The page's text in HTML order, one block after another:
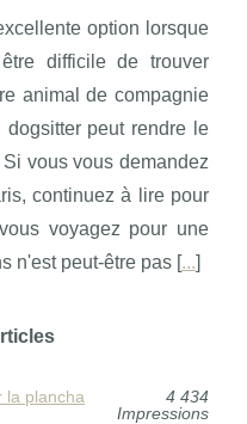
option lorsque
difficile de trouver
animal de compagnie
dogsitter peut rendre le
vous vous demandez
continuez à lire pour
voyagez pour une
n'est peut-être pas [...]
la plancha
4 434
Impressions